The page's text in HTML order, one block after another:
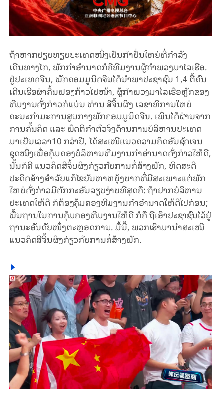
ຖ້າຫາກປຽບທຽບປະເທດໜຶ່ງເປັນກຳປັ່ນໃຫຍ່ທີ່ກຳລັງ
ເດີນທາງໄກ, ພັກກຳອຳນາດກໍຄືທີມງານຜູ້ກຳພວງມາໄລເຮືອ.
ຢູ່ປະເທດຈີນ, ພັກຄອມມູນິດຈີນໄດ້ນຳພາປະຊາຊົນ 1,4 ຕື້ຄົນ
ເດີນເຮືອຜ່າຄື້ນຟອງກ້າວໄປໜ້າ, ຜູ້ກຳພວງມາໄລເຮືອຫຼັກຂອງ
ທີມງານດັ່ງກ່າວກໍແມ່ນ ທ່ານ ສີຈິ້ນຜິງ ເລຂາທິການໃຫຍ່
ຄະນະກຳມະການສູນກາງພັກຄອມມູນິດຈີນ. ເພິ່ນໄດ້ຜ່ານຈາກ
ການຄົ້ນຄິດ ແລະ ພຶດຕິກຳຕົວຈິງດ້ານການບໍລິຫານປະເທດ
ມາເປັນເວລາ10 ກວ່າປີ, ໄດ້ສະເໜີແນວຄວາມຄິດອັນຊັດເຈນ
ຊຸດໜຶ່ງເພື່ອຄຸ້ມຄອງບໍລິຫານທີມງານກຳອຳນາດດັ່ງກ່າວໃຫ້ດີ,
ນັ້ນກໍຄື ແນວຄິດສີຈິ້ນຜິງກ່ຽວກັບການກໍ່ສ້າງພັກ, ທິດສະດີ
ປະດິດສ້າງສຳລັບແກ້ໄຂບັນຫາຫຍຸ້ງຍາກທີ່ມີສະເພາະແຕ່ພັກ
ໃຫຍ່ດັ່ງກ່າວມີຕັກກະອັນລຽບງ່າຍທີ່ສຸດຄື: ຖ້າຢາກບໍລິຫານ
ປະເທດໃຫ້ດີ ກໍຕ້ອງຄຸ້ມຄອງທີມງານກຳອຳນາດໃຫ້ດີໄປກ່ອນ;
ພື້ນຖານໃນການຄຸ້ມຄອງທີມງານໃຫ້ດີ ກໍຄື ຖືເອົາປະຊາຊົນໄວ້ຢູ່
ຖານະອັນດັບໜຶ່ງຕະຫຼອດການ. ມື້ນີ້, ພວກເຮົາມານຳສະເໜີ
ແນວຄິດສີຈິ້ນຜິງກ່ຽວກັບການກໍ່ສ້າງພັກ.